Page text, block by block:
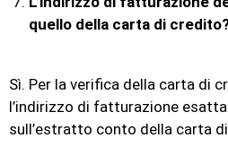
quello della carta di
Sì. Per la verifica della carta di
l’indirizzo di fatturazione
sull’estratto conto della carta